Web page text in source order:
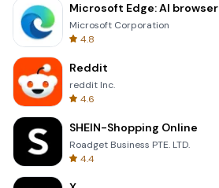
Microsoft Edge: AI browser
Microsoft Corporation
4.8
Reddit
reddit Inc.
4.6
SHEIN-Shopping Online
Roadget Business PTE. LTD.
4.4